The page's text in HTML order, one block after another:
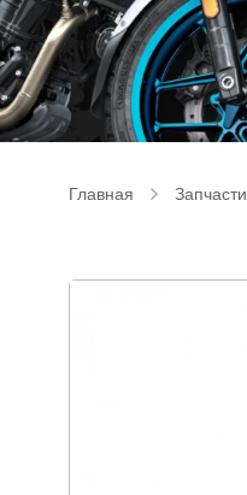
Главная Запчасти